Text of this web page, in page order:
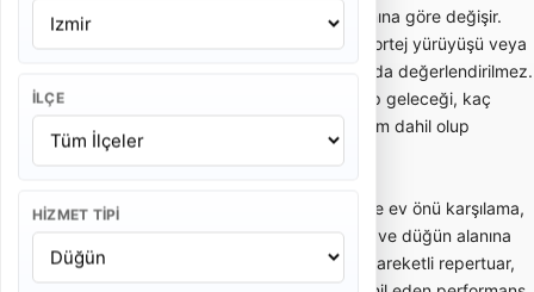
İLÇE
HIZMET TIPI
kostüm tercihine ve repertuar kapsamına göre değişir.
Kısa gelin alma performansı ile uzun kortej yürüyüşü veya
kurumsal açılış programı aynı kapsamda değerlendirilmez.
Bu yüzden teklif alırken kaç kişilik ekip geleceği, kaç
dakika performans yapılacağı ve ulaşım dahil olup
olmadığı netleştirilmelidir.
Gelin alma ve düğün bandosu, özellikle ev önü karşılama,
gelin çıkarma, konvoy öncesi eğlence ve düğün alanına
enerjik giriş gibi anlarda tercih edilir. Hareketli repertuar,